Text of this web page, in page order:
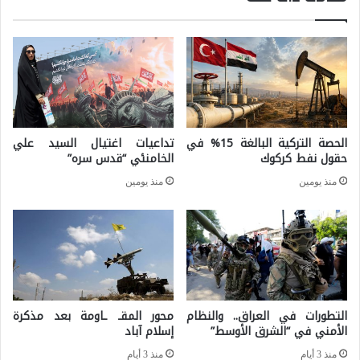
ا
ن
و
ن
ا
ل
أ
ح
و
ا
ل
ش
خ
ن
ت
ا
ل
ذ
ا
ء
ا
الحصة التركية البالغة 15% في
حقول نفط كركوك
منذ يومين
تداعيات اغتيال السيد علي
الخامنئي “قدس سره”
منذ يومين
التطورات في العراق.. والنظام
الأمني في “الشرق الأوسط”
منذ 3 أيام
محور المقـ ـاومة بعد مذكرة
إسلام آباد
منذ 3 أيام